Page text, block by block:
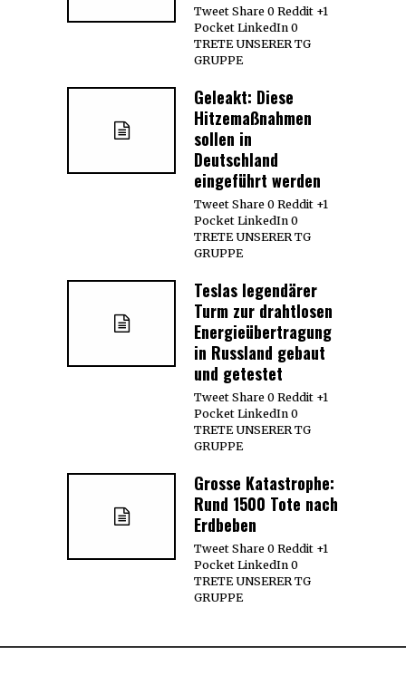
Tweet Share 0 Reddit +1
Pocket LinkedIn 0
TRETE UNSERER TG
GRUPPE
Geleakt: Diese
Hitzemaßnahmen
sollen in
Deutschland
eingeführt werden
Tweet Share 0 Reddit +1
Pocket LinkedIn 0
TRETE UNSERER TG
GRUPPE
Teslas legendärer
Turm zur drahtlosen
Energieübertragung
in Russland gebaut
und getestet
Tweet Share 0 Reddit +1
Pocket LinkedIn 0
TRETE UNSERER TG
GRUPPE
Grosse Katastrophe:
Rund 1500 Tote nach
Erdbeben
Tweet Share 0 Reddit +1
Pocket LinkedIn 0
TRETE UNSERER TG
GRUPPE